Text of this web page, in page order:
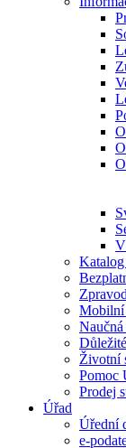
Mobilní
Naučná
Životní
Pomoc
Prodej
Úřad
Úřední
e-